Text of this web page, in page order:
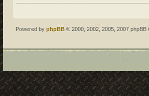
Powered by phpBB © 2000, 2002, 2005, 2007 phpBB